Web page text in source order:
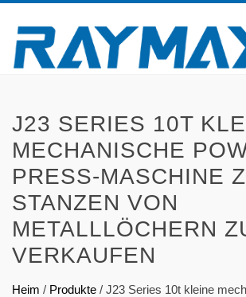
J23 SERIES 10T
MECHANISCHE
PRESS-MASCHINE
STANZEN VON
METALLLÖCHERN
VERKAUFEN
Heim / Produkte / J23 Series 10t kleine